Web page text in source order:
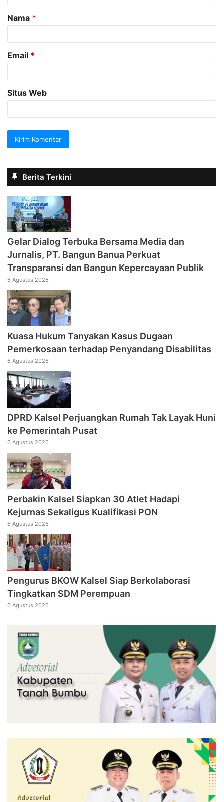
a
r
Nama *
Email *
Situs Web
Berita Terkini
Gelar Dialog Terbuka Bersama Media dan
Jurnalis, PT. Bangun Banua Perkuat
Transparansi dan Bangun Kepercayaan Publik
6 Agustus 2026
Kuasa Hukum Tanyakan Kasus Dugaan
Pemerkosaan terhadap Penyandang Disabilitas
6 Agustus 2026
DPRD Kalsel Perjuangkan Rumah Tak Layak Huni
ke Pemerintah Pusat
6 Agustus 2026
Perbakin Kalsel Siapkan 30 Atlet Hadapi
Kejurnas Sekaligus Kualifikasi PON
6 Agustus 2026
Pengurus BKOW Kalsel Siap Berkolaborasi
Tingkatkan SDM Perempuan
6 Agustus 2026